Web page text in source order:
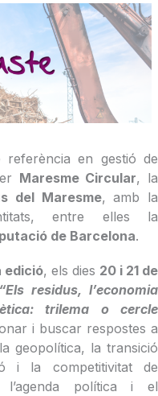
referència en gestió de
Maresme Circular, la
del Maresme, amb la
entre elles la
de Barcelona.
edició, els dies 20 i 21 de
“Els residus, l’economia
trilema o cercle
i buscar respostes a
geopolítica, la transició
i la competitivitat de
l’agenda política i el